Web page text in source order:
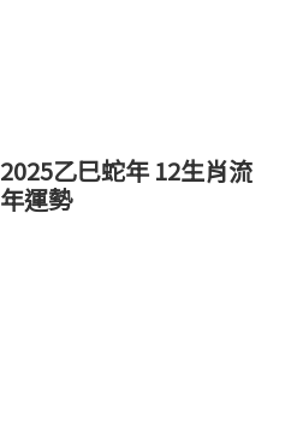
2025乙巳蛇年 12生肖流
年運勢